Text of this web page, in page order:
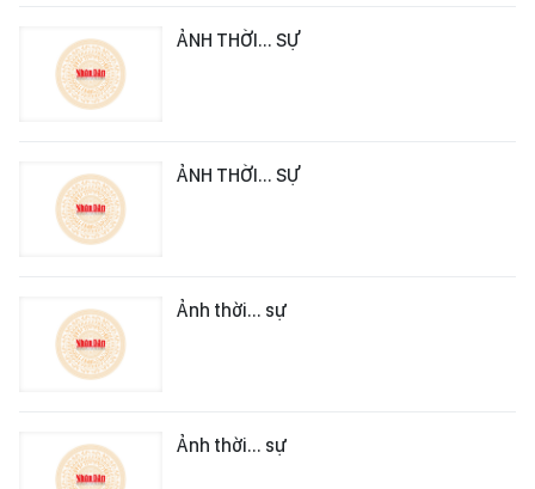
ẢNH THỜI... SỰ
ẢNH THỜI... SỰ
Ảnh thời... sự
Ảnh thời... sự